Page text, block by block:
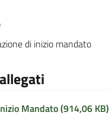
di inizio mandato
Mandato (914,06 KB)